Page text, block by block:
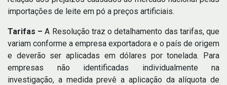
importações de leite em pó a preços artificiais.
Tarifas –A Resolução traz o detalhamento das tarifas, que
variam conforme a empresa exportadora e o país de origem
e deverão ser aplicadas em dólares por tonelada. Para
empresas não identificadas individualmente na
investigação, a medida prevê a aplicação da alíquota de